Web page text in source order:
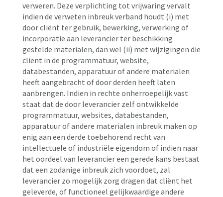
verweren. Deze verplichting tot vrijwaring vervalt
indien de verweten inbreuk verband houdt (i) met
door cliënt ter gebruik, bewerking, verwerking of
incorporatie aan leverancier ter beschikking
gestelde materialen, dan wel (ii) met wijzigingen die
cliënt in de programmatuur, website,
databestanden, apparatuur of andere materialen
heeft aangebracht of door derden heeft laten
aanbrengen. Indien in rechte onherroepelijk vast
staat dat de door leverancier zelf ontwikkelde
programmatuur, websites, databestanden,
apparatuur of andere materialen inbreuk maken op
enig aan een derde toebehorend recht van
intellectuele of industriële eigendom of indien naar
het oordeel van leverancier een gerede kans bestaat
dat een zodanige inbreuk zich voordoet, zal
leverancier zo mogelijk zorg dragen dat cliënt het
geleverde, of functioneel gelijkwaardige andere